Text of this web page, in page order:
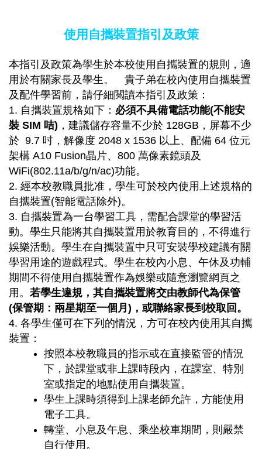
使用自攜裝置指引及政策
本指引及政策為學生於本校使用自攜裝置的規則，適
用於有關家長及學生。 貴子弟在校內使用自攜裝置
及配件學習前，請仔細閲讀本指引及政策：
1. 自攜裝置規格如下： 必須不具備電話功能(不能安
裝 SIM 咭) ，建議儲存容量不少於 128GB，屏幕不少
於 9.7 吋，解像度 2048 x 1536 以上、配備 64 位元
架構 A10 Fusion晶片、800 萬像素鏡頭及
WiFi(802.11a/b/g/n/ac)功能。
2. 經本校教職員批准，學生可於校內使用上述規格的
自攜裝置(智能電話除外)。
3. 自攜裝置為一台學習工具，需配合課堂的學習活
動。學生只能將其自攜裝置用於教育目的，不得進行
娛樂活動。學生在自攜裝置中只可安裝學校建議有關
學習用途的遊戲程式。學生在校內小息、午休及功輔
期間不得使用自攜裝置作為娛樂或隨意瀏覽網頁之
用。 若學生違規，其自攜裝置將交由教師代為保管
(保管期：兩星期至一個月)，或聯絡家長到校取回。
4. 各學生僅可在下列的情況，方可在校內使用其自攜
裝置：
按照本校教職員的指示或在直接監管的情況
下，於課堂或非上課時段內，在課室、特別
室或指定的地點使用自攜裝置。
學生上課時須得到上課老師允許，方能使用
電子工具。
轉堂、小息及午息、乘坐校車期間，則嚴禁
自行使用。